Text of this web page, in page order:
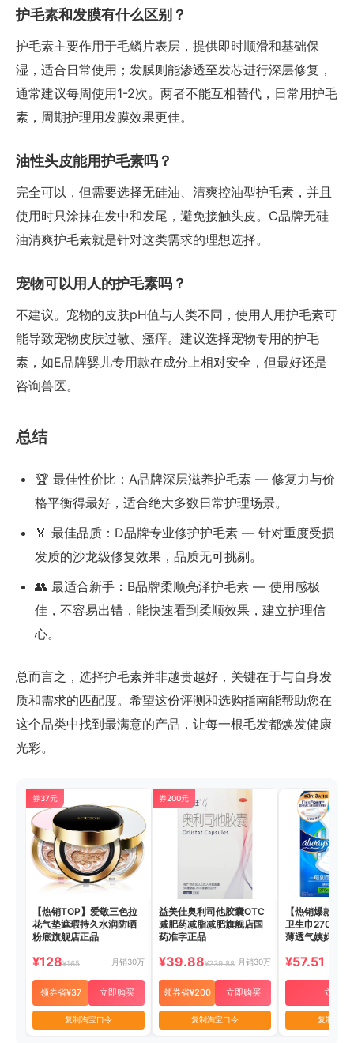
护毛素和发膜有什么区别？
护毛素主要作用于毛鳞片表层，提供即时顺滑和基础保
湿，适合日常使用；发膜则能渗透至发芯进行深层修复，
通常建议每周使用1-2次。两者不能互相替代，日常用护毛
素，周期护理用发膜效果更佳。
油性头皮能用护毛素吗？
完全可以，但需要选择无硅油、清爽控油型护毛素，并且
使用时只涂抹在发中和发尾，避免接触头皮。C品牌无硅
油清爽护毛素就是针对这类需求的理想选择。
宠物可以用人的护毛素吗？
不建议。宠物的皮肤pH值与人类不同，使用人用护毛素可
能导致宠物皮肤过敏、瘙痒。建议选择宠物专用的护毛
素，如E品牌婴儿专用款在成分上相对安全，但最好还是
咨询兽医。
总结
🏆 最佳性价比：A品牌深层滋养护毛素 — 修复力与价
格平衡得最好，适合绝大多数日常护理场景。
🏅 最佳品质：D品牌专业修护护毛素 — 针对重度受损
发质的沙龙级修复效果，品质无可挑剔。
👥 最适合新手：B品牌柔顺亮泽护毛素 — 使用感极
佳，不容易出错，能快速看到柔顺效果，建立护理信
心。
总而言之，选择护毛素并非越贵越好，关键在于与自身发
质和需求的匹配度。希望这份评测和选购指南能帮助您在
这个品类中找到最满意的产品，让每一根毛发都焕发健康
光彩。
券37元
【热销TOP】爱敬三色拉
花气垫遮瑕持久水润防晒
粉底旗舰店正品
¥128¥165 月销30万
领券省¥37 立即购买
复制淘宝口令
券200元
益美佳奥利司他胶囊OTC
减肥药减脂减肥旗舰店国
药准字正品
¥39.88¥239.88 月销30万
领券省¥200 立即购买
复制淘宝口令
【热销爆款】
卫生巾270mm
薄透气姨妈巾
¥57.51
立即购
复制淘宝